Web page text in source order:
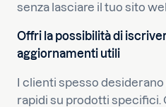
senza lasciare il tuo sito
Offri la possibilità di
aggiornamenti utili
I clienti spesso
rapidi su prodotti specifici.